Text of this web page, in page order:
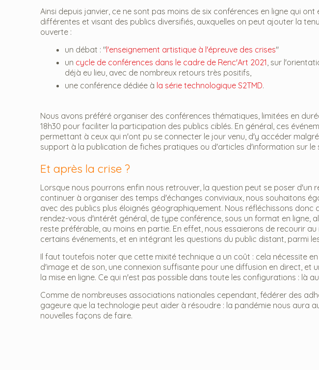
Ainsi depuis janvier, ce ne sont pas moins de six conférences en ligne qui
différentes et visant des publics diversifiés, auxquelles on peut ajouter la
ouverte :
un débat : "l'enseignement artistique à l'épreuve des crises"
un cycle de conférences dans le cadre de Renc'Art 2021, sur
déjà eu lieu, avec de nombreux retours très positifs,
une conférence dédiée à la série technologique S2TMD.
Nous avons préféré organiser des conférences thématiques, limitées en
18h30 pour faciliter la participation des publics ciblés. En général, ces
permettant à ceux qui n'ont pu se connecter le jour venu, d'y accéder
support à la publication de fiches pratiques ou d'articles d'information sur le
Et après la crise ?
Lorsque nous pourrons enfin nous retrouver, la question peut se poser d'un
continuer à organiser des temps d'échanges conviviaux, nous souhaitons
avec des publics plus éloignés géographiquement. Nous réfléchissons
rendez-vous d'intérêt général, de type conférence, sous un format en ligne,
reste préférable, au moins en partie. En effet, nous essaierons de recourir
certains événements, et en intégrant les questions du public distant, parmi
Il faut toutefois noter que cette mixité technique a un coût : cela nécessite
d'image et de son, une connexion suffisante pour une diffusion en direct, et
la mise en ligne. Ce qui n'est pas possible dans toute les configurations : là
Comme de nombreuses associations nationales cependant, fédérer des
gageure que la technologie peut aider à résoudre : la pandémie nous aura
nouvelles façons de faire.